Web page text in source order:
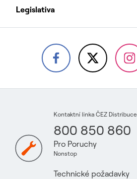
Legislativa
Kontaktní linka ČEZ Distribuce
800 850 860
Pro Poruchy
Nonstop
Technické požadavky